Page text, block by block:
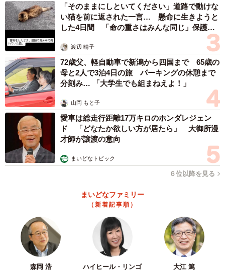
「そのままにしといてください」道路で動けな
い猫を前に返された一言… 懸命に生きようと
した4日間 「命の重さはみんな同じ」保護団
渡辺 晴子
72歳父、軽自動車で新潟から四国まで 65歳の
母と2人で3泊4日の旅 パーキングの休憩まで
分刻み… 「大学生でも組まねえよ！」
山岡 もと子
愛車は総走行距離17万キロのホンダレジェン
ド 「どなたか欲しい方が居たら」 大御所漫
才師が譲渡の意向
まいどなトピック
６位以降を見る
まいどなファミリー
（新着記事順）
森岡 浩 ハイヒール・リンゴ 大江 篤